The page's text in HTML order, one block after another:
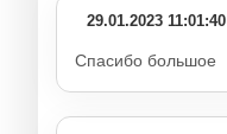
29.01.2023 11:01:40
Спасибо большое